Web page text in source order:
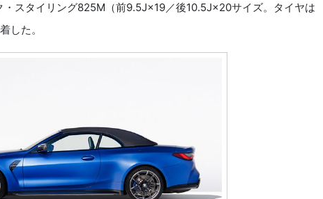
スタイリング825M（前9.5J×19／後10.5J×20サイズ。タイヤは
した。